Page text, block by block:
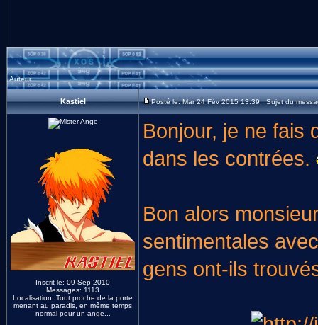
Auteur
Kastiel Posté le: Mar 24 Fév 2015 13:39 Sujet du
Inscrit le: 09 Sep 2010
Messages: 1113
Localisation: Tout proche de la porte
menant au paradis, en même temps
normal pour un ange...
Bonjour, je ne fais
dans les contrées.
Bon alors
sentimentales
gens ont-ils